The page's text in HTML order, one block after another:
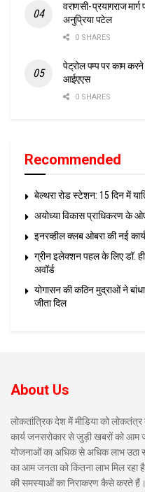
वराणसी- प्रयागराज
अनुप्रिया पटेल
0 SHARES
पेट्रोल पम्प पर काम करने
आईएएस
0 SHARES
Recommended
बेल्थरा रोड स्टेशन: 15 दिन में
अयोध्या विकास प्राधिकरण के
इनरव्हील क्लब ओबरा की नई
ग्रीन इलेक्शन पहल के लिए डॉ.
अवॉर्ड
योगासन की कठिन मुद्राओं ने
जीता दिल
About Us
लोकतांत्रिक देश में मीडिया को लोकतंत्र
कार्य जनसरोकार से जुड़ी खबरों को
योजनाओं का अधिक से अधिक लाभ उठा
का आम जनता को कितना लाभ मिल
की समस्याओं का निराकरण कैसे करते